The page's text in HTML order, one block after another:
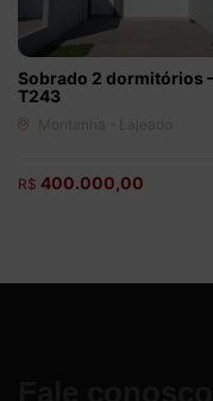
Sobrado 2 dormitórios
T243
R$ 400.000,00